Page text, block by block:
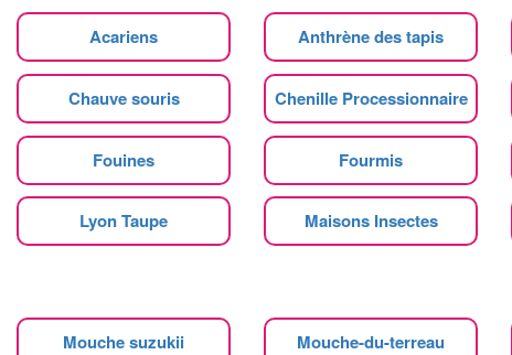
Acariens Anthrène des tapis
Chauve souris Chenille Processionnaire
Fouines Fourmis
Lyon Taupe Maisons Insectes
Mouche suzukii Mouche-du-terreau